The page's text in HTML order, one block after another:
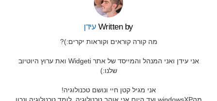
Written by עידן
מה קורה קוראים וקוראות יקרים:)?
אני עידן ואני המנהל והמייסד של אתר Widgeti ואת ערוץ היוטיוב
שלנו:)
אני מגיל קטן חיי ונושם טכנולוגיה!